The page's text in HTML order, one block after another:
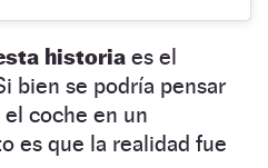
historia es el
bien se podría pensar
coche en un
es que la realidad fue